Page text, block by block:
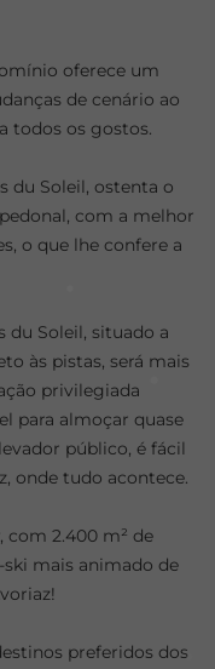
oferece um
de cenário ao
todos os gostos.
du Soleil, ostenta o
com a melhor
o que lhe confere a
du Soleil, situado a
às pistas, será mais
privilegiada
para almoçar quase
público, é fácil
onde tudo acontece.
, com 2.400 m² de
ski mais animado de
preferidos dos